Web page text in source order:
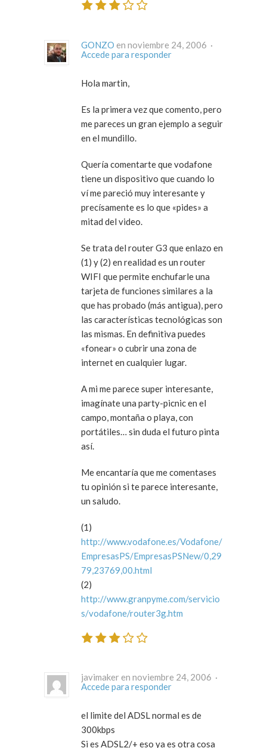
GONZO
en noviembre 24, 2006 ·
Accede para responder
Hola martin,
Es la primera vez que comento, pero
me pareces un gran ejemplo a seguir
en el mundillo.
Quería comentarte que vodafone
tiene un dispositivo que cuando lo
ví me pareció muy interesante y
precísamente es lo que «pides» a
mitad del video.
Se trata del router G3 que enlazo en
(1) y (2) en realidad es un router
WIFI que permite enchufarle una
tarjeta de funciones similares a la
que has probado (más antigua), pero
las características tecnológicas son
las mismas. En definitiva puedes
«fonear» o cubrir una zona de
internet en cualquier lugar.
A mi me parece super interesante,
imagínate una party-picnic en el
campo, montaña o playa, con
portátiles… sin duda el futuro pinta
así.
Me encantaría que me comentases
tu opinión si te parece interesante,
un saludo.
(1)
http://www.vodafone.es/Vodafone/
EmpresasPS/EmpresasPSNew/0,29
79,23769,00.html
(2)
http://www.granpyme.com/servicio
s/vodafone/router3g.htm
javimaker en noviembre 24, 2006 ·
Accede para responder
el limite del ADSL normal es de
300kbps
Si es ADSL2/+ eso ya es otra cosa